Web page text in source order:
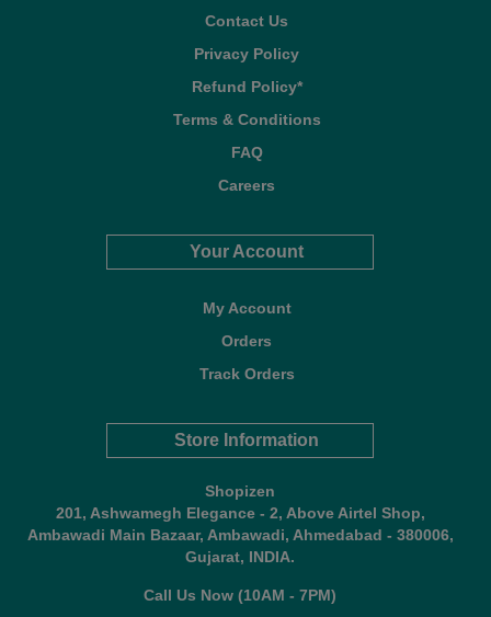
Contact Us
Privacy Policy
Refund Policy*
Terms & Conditions
FAQ
Careers
Your Account
My Account
Orders
Track Orders
Store Information
Shopizen
201, Ashwamegh Elegance - 2, Above Airtel Shop,
Ambawadi Main Bazaar, Ambawadi, Ahmedabad - 380006,
Gujarat, INDIA.
Call Us Now (10AM - 7PM)